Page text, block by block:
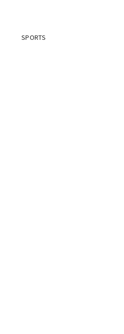
SPORTS